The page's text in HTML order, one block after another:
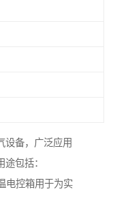
设备，广泛应用
包括：
电控箱用于为实